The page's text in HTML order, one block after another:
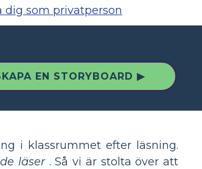
dig som privatperson
EN STORYBOARD ▶
i klassrummet efter läsning.
läser. Så vi är stolta över att